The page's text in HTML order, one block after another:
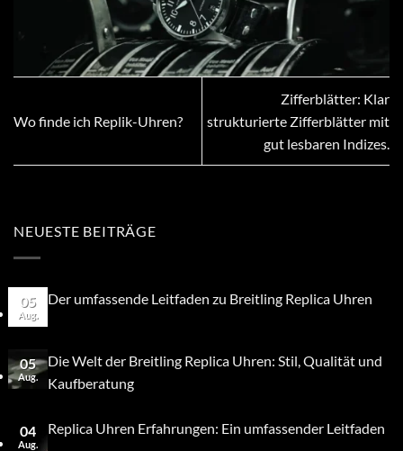
Wo finde ich Replik-Uhren?
Zifferblätter: Klar
strukturierte Zifferblätter mit
gut lesbaren Indizes.
NEUESTE BEITRÄGE
05
Aug.
Der umfassende Leitfaden zu Breitling Replica Uhren
05
Aug.
Die Welt der Breitling Replica Uhren: Stil, Qualität und
Kaufberatung
04
Aug.
Replica Uhren Erfahrungen: Ein umfassender Leitfaden